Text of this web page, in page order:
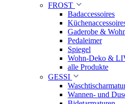
FROST
Badaccessoires
Gaderobe &
Pedaleimer
Spiegel
Wohn-Deko &
alle Produkte
GESSI
Wannen- und